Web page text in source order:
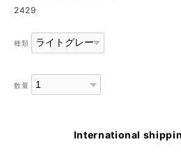
2429
種類
数量
International